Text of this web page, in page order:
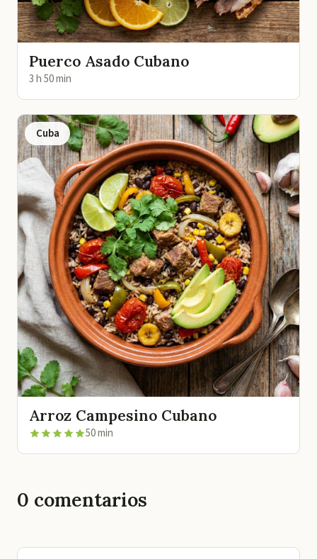
Puerco Asado Cubano
3 h 50 min
Cuba
Arroz Campesino Cubano
50 min
0 comentarios